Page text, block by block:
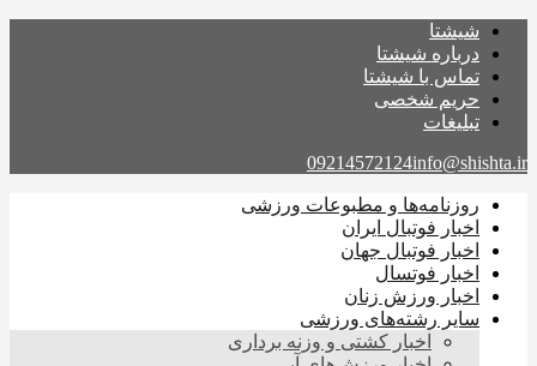
شیشتا
درباره شیشتا
تماس با شیشتا
حریم شخصی
تبلیغات
09214572124info@shishta.ir
روزنامه‌ها و مطبوعات ورزشی
اخبار فوتبال ایران
اخبار فوتبال جهان
اخبار فوتسال
اخبار ورزش زنان
سایر رشته‌های ورزشی
اخبار کشتی و وزنه برداری